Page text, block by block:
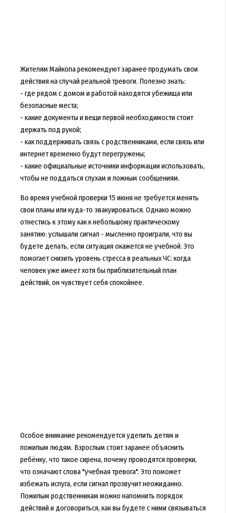
Жителям Майкопа рекомендуют заранее продумать свои
действия на случай реальной тревоги. Полезно знать:
- где рядом с домом и работой находятся убежища или
безопасные места;
- какие документы и вещи первой необходимости стоит
держать под рукой;
- как поддерживать связь с родственниками, если связь или
интернет временно будут перегружены;
- какие официальные источники информации использовать,
чтобы не поддаться слухам и ложным сообщениям.
Во время учебной проверки 15 июня не требуется менять
свои планы или куда-то эвакуироваться. Однако можно
отнестись к этому как к небольшому практическому
занятию: услышали сигнал - мысленно проиграли, что вы
будете делать, если ситуация окажется не учебной. Это
помогает снизить уровень стресса в реальных ЧС: когда
человек уже имеет хотя бы приблизительный план
действий, он чувствует себя спокойнее.
Особое внимание рекомендуется уделить детям и
пожилым людям. Взрослым стоит заранее объяснить
ребёнку, что такое сирена, почему проводятся проверки,
что означают слова "учебная тревога". Это поможет
избежать испуга, если сигнал прозвучит неожиданно.
Пожилым родственникам можно напомнить порядок
действий и договориться, как вы будете с ними связываться